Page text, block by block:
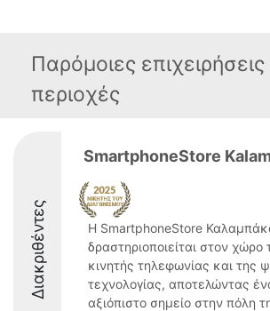
Παρόμοιες
περιοχές
Διακριθέντες
SmartphoneStore
Η SmartphoneStore
δραστηριοποιείται στον χώρο
κινητής τηλεφωνίας και της
τεχνολογίας, αποτελώντας
αξιόπιστο σημείο στην πόλη